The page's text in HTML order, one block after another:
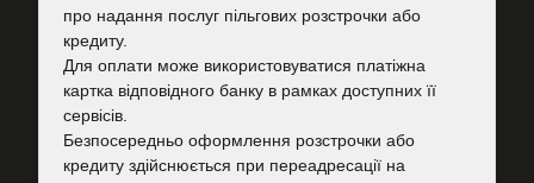
про надання послуг пільгових розстрочки або
кредиту.
Для оплати може використовуватися платіжна
картка відповідного банку в рамках доступних її
сервісів.
Безпосередньо оформлення розстрочки або
кредиту здійснюється при переадресації на